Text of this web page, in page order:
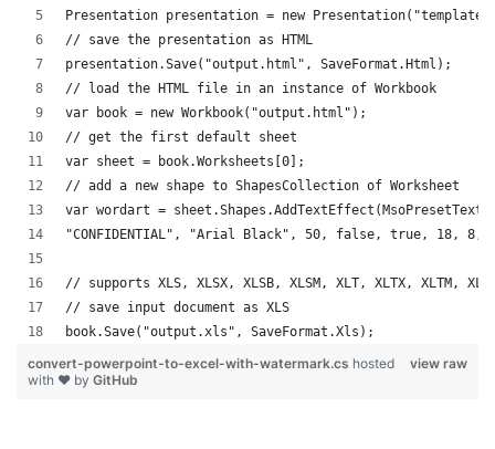
Presentation presentation = new
// save the presentation as HTML
presentation.Save("output.html", SaveFormat.Html);
// load the HTML file in an instance of Workbook
var book = new Workbook("output.html");
// get the first default sheet
var sheet = book.Worksheets[0];
// add a new shape to ShapesCollection of Worksheet
var wordart =
"CONFIDENTIAL", "Arial Black", 50, false, true, 18, 8,
// supports XLS, XLSX, XLSB, XLSM, XLT, XLTX, XLTM,
// save input document as XLS
book.Save("output.xls", SaveFormat.Xls);
view raw
convert-powerpoint-to-excel-with-watermark.cs hosted
with ❤ by GitHub